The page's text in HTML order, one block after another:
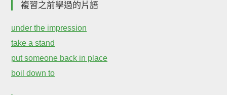
複習之前學過的片語
under the impression
take a stand
put someone back in place
boil down to